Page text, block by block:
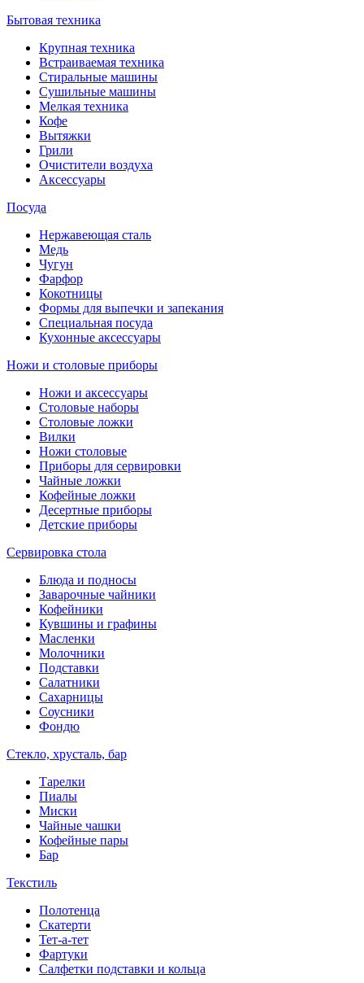
Бытовая техника
Крупная техника
Встраиваемая техника
Стиральные машины
Сушильные машины
Мелкая техника
Кофе
Вытяжки
Грили
Очистители воздуха
Аксессуары
Посуда
Нержавеющая сталь
Медь
Чугун
Фарфор
Кокотницы
Формы для выпечки и запекания
Специальная посуда
Кухонные аксессуары
Ножи и столовые приборы
Ножи и аксессуары
Столовые наборы
Столовые ложки
Вилки
Ножи столовые
Приборы для сервировки
Чайные ложки
Кофейные ложки
Десертные приборы
Детские приборы
Сервировка стола
Блюда и подносы
Заварочные чайники
Кофейники
Кувшины и графины
Масленки
Молочники
Подставки
Салатники
Сахарницы
Соусники
Фондю
Стекло, хрусталь, бар
Тарелки
Пиалы
Миски
Чайные чашки
Кофейные пары
Бар
Текстиль
Полотенца
Скатерти
Тет-а-тет
Фартуки
Салфетки подставки и кольца